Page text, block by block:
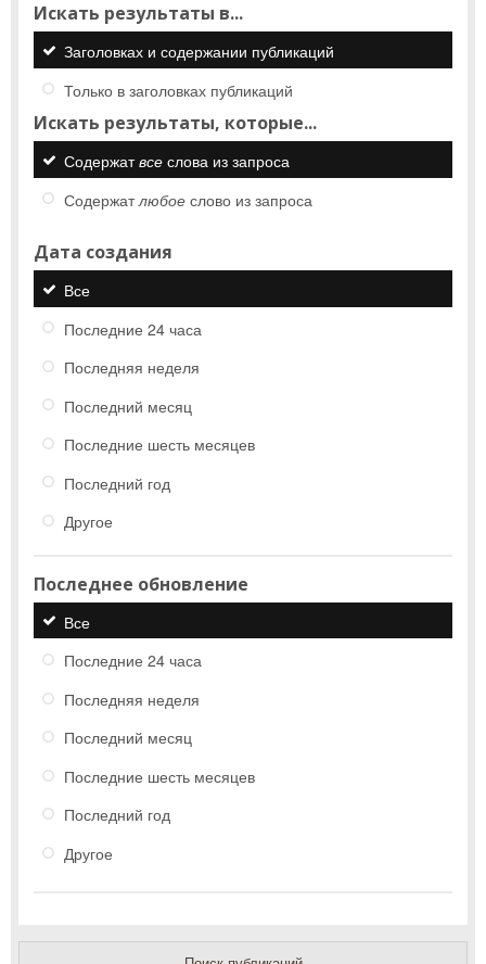
Искать результаты в...
Заголовках и содержании публикаций
Только в заголовках публикаций
Искать результаты, которые...
Содержатвсе слова из запроса
Содержатлюбое слово из запроса
Дата создания
Все
Последние 24 часа
Последняя неделя
Последний месяц
Последние шесть месяцев
Последний год
Другое
Последнее обновление
Все
Последние 24 часа
Последняя неделя
Последний месяц
Последние шесть месяцев
Последний год
Другое